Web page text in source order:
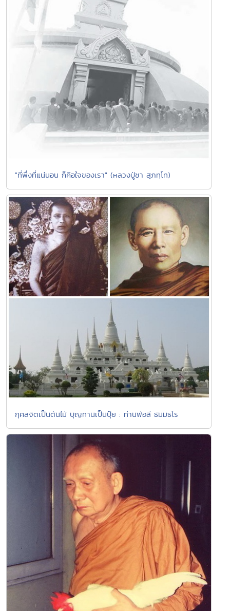
"ที่พึ่งที่แน่นอน ก็คือใจของเรา" (หลวงปู่ชา สุภทฺโท)
กุศลจิตเป็นต้นไม้ บุญทานเป็นปุ๋ย : ท่านพ่อลี ธัมมธโร